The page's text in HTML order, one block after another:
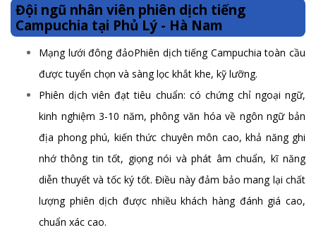
Đội ngũ nhân viên phiên dịch tiếng
Campuchia tại Phủ Lý - Hà Nam
Mạng lưới đông đảoPhiên dịch tiếng Campuchia toàn cầu
được tuyển chọn và sàng lọc khắt khe, kỹ lưỡng.
Phiên dịch viên đạt tiêu chuẩn: có chứng chỉ ngoại ngữ,
kinh nghiệm 3-10 năm, phông văn hóa về ngôn ngữ bản
địa phong phú, kiến thức chuyên môn cao, khả năng ghi
nhớ thông tin tốt, giọng nói và phát âm chuẩn, kĩ năng
diễn thuyết và tốc ký tốt. Điều này đảm bảo mang lại chất
lượng phiên dịch được nhiều khách hàng đánh giá cao,
chuẩn xác cao.